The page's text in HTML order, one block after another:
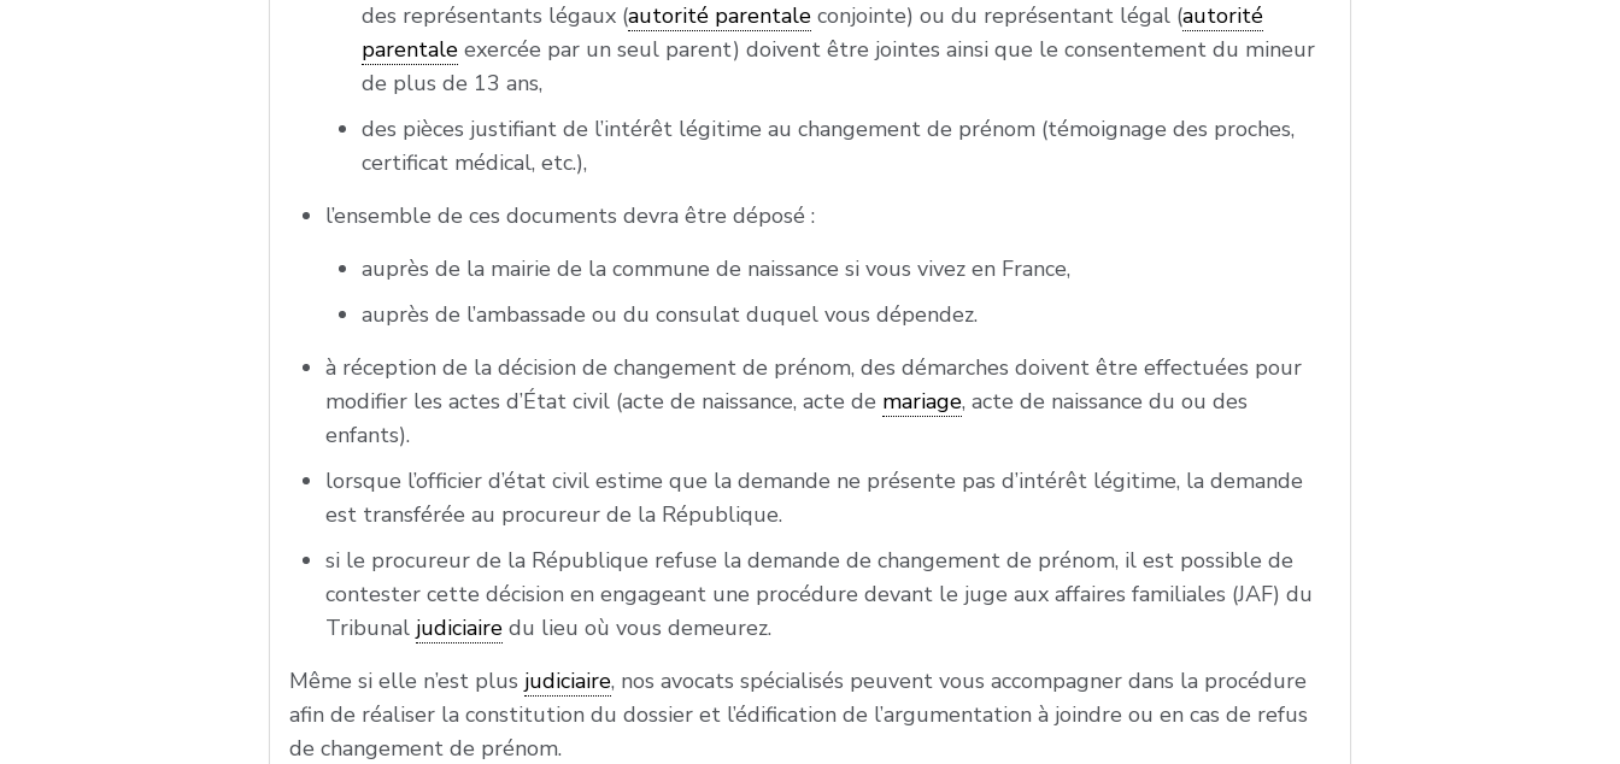
des représentants légaux (autorité parentale conjointe) ou du représentant légal (autorité
parentale exercée par un seul parent) doivent être jointes ainsi que le consentement du mineur
de plus de 13 ans,
des pièces justifiant de l’intérêt légitime au changement de prénom (témoignage des proches,
certificat médical, etc.),
l’ensemble de ces documents devra être déposé :
auprès de la mairie de la commune de naissance si vous vivez en France,
auprès de l’ambassade ou du consulat duquel vous dépendez.
à réception de la décision de changement de prénom, des démarches doivent être effectuées pour
modifier les actes d’État civil (acte de naissance, acte de mariage, acte de naissance du ou des
enfants).
lorsque l’officier d’état civil estime que la demande ne présente pas d’intérêt légitime, la demande
est transférée au procureur de la République.
si le procureur de la République refuse la demande de changement de prénom, il est possible de
contester cette décision en engageant une procédure devant le juge aux affaires familiales (JAF) du
Tribunal judiciaire du lieu où vous demeurez.
Même si elle n’est plus judiciaire, nos avocats spécialisés peuvent vous accompagner dans la procédure
afin de réaliser la constitution du dossier et l’édification de l’argumentation à joindre ou en cas de refus
de changement de prénom.